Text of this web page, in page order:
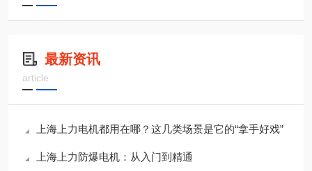
最新资讯
article
上海上力电机都用在哪？这几类场景是它的“拿手好戏”
上海上力防爆电机：从入门到精通